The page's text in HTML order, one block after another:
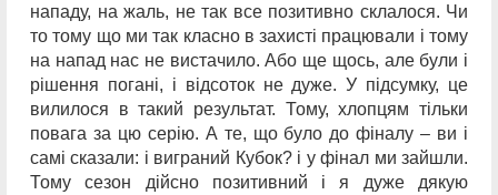
нападу, на жаль, не так все позитивно склалося. Чи
то тому що ми так класно в захисті працювали і тому
на напад нас не вистачило. Або ще щось, але були і
рішення погані, і відсоток не дуже. У підсумку, це
вилилося в такий результат. Тому, хлопцям тільки
повага за цю серію. А те, що було до фіналу – ви і
самі сказали: і виграний Кубок? і у фінал ми зайшли.
Тому сезон дійсно позитивний і я дуже дякую